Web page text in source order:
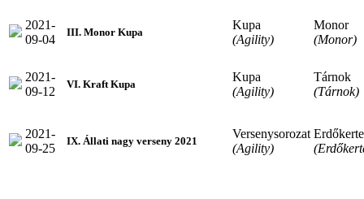
2021-
09-04
III. Monor Kupa
Kupa
(Agility)
Monor
(Monor)
2021-
09-12
VI. Kraft Kupa
Kupa
(Agility)
Tárnok
(Tárnok)
2021-
09-25
IX. Állati nagy verseny 2021
Versenysorozat
(Agility)